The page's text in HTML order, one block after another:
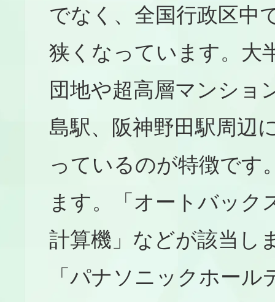
でなく、全国行政区中
狭くなっています。大
団地や超高層マンショ
島駅、阪神野田駅周辺
っているのが特徴です
ます。「オートバック
計算機」などが該当し
「パナソニックホー